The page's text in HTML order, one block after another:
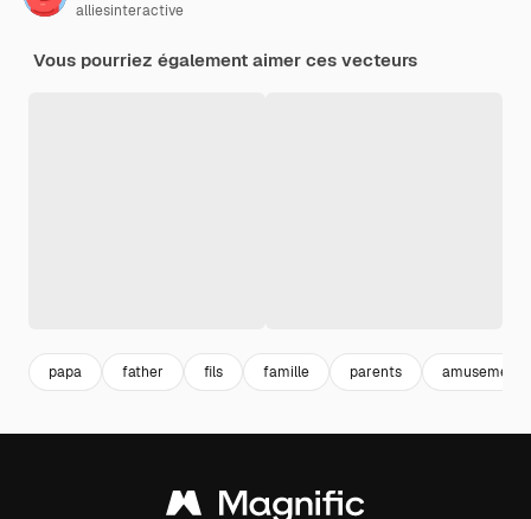
alliesinteractive
Vous pourriez également aimer ces vecteurs
papa father fils famille parents amusement